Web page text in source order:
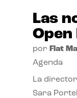
Las
Open
por Flat
Agenda
La
Sara